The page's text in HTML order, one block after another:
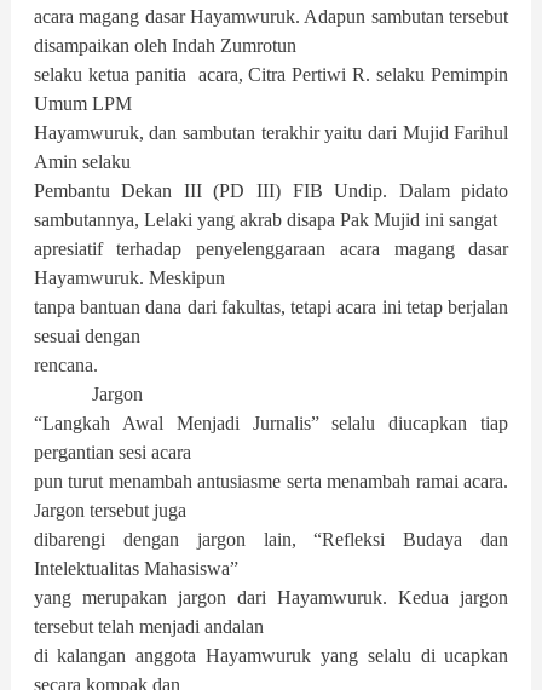
acara magang dasar Hayamwuruk. Adapun sambutan tersebut
disampaikan oleh Indah Zumrotun
selaku ketua panitia acara, Citra Pertiwi R. selaku Pemimpin
Umum LPM
Hayamwuruk, dan sambutan terakhir yaitu dari Mujid Farihul
Amin selaku
Pembantu Dekan III (PD III) FIB Undip. Dalam pidato
sambutannya, Lelaki yang akrab disapa Pak Mujid ini sangat
apresiatif terhadap penyelenggaraan acara magang dasar
Hayamwuruk. Meskipun
tanpa bantuan dana dari fakultas, tetapi acara ini tetap berjalan
sesuai dengan
rencana.
Jargon
“Langkah Awal Menjadi Jurnalis” selalu diucapkan tiap
pergantian sesi acara
pun turut menambah antusiasme serta menambah ramai acara.
Jargon tersebut juga
dibarengi dengan jargon lain, “Refleksi Budaya dan
Intelektualitas Mahasiswa”
yang merupakan jargon dari Hayamwuruk. Kedua jargon
tersebut telah menjadi andalan
di kalangan anggota Hayamwuruk yang selalu di ucapkan
secara kompak dan